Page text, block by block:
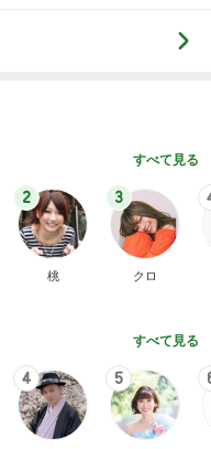
すべて見る
2
桃
3
クロ
すべて見る
4 5